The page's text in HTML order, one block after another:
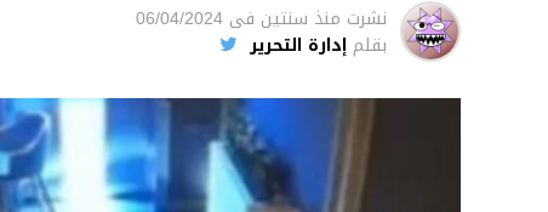
نشرت منذ سنتين فى 06/04/2024
بقلم إدارة التحرير